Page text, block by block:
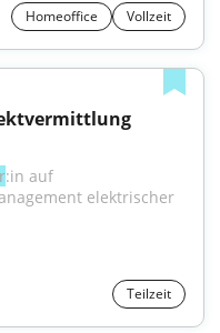
Homeoffice Vollzeit
:in auf
elektrischer
Teilzeit